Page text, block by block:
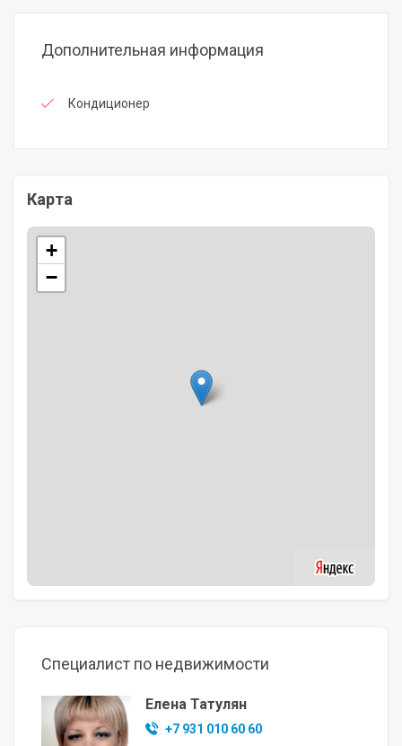
Дополнительная информация
Кондиционер
Карта
+
−
Специалист по недвижимости
Елена Татулян
+7 931 010 60 60